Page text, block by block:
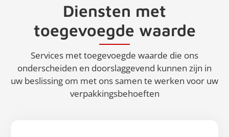
Diensten met
toegevoegde waarde
Services met toegevoegde waarde die ons
onderscheiden en doorslaggevend kunnen zijn in
uw beslissing om met ons samen te werken voor uw
verpakkingsbehoeften